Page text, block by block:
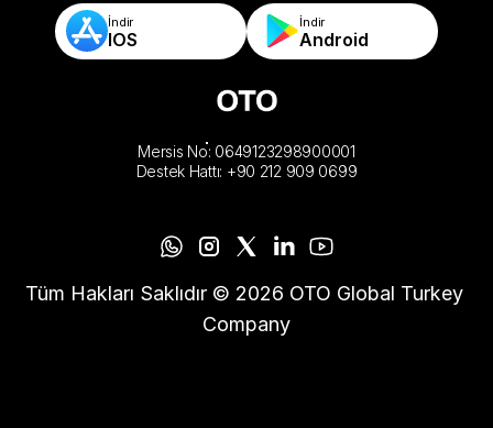
İndir
IOS
İndir
Android
Mersis No: 0649123298900001
Destek Hattı: +90 212 909 0699
Tüm Hakları Saklıdır © 2026 OTO Global Turkey
Company